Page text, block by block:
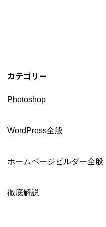
カテゴリー
Photoshop
WordPress全般
ホームページビルダー全般
徹底解説